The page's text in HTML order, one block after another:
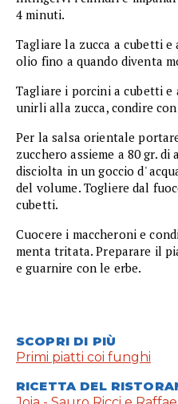
4 minuti.
Tagliare la zucca a cubetti
olio fino a quando diventa
Tagliare i porcini a cubetti
unirli alla zucca, condire
Per la salsa orientale
zucchero assieme a 80 gr. di
disciolta in un goccio d'
del volume. Togliere dal
cubetti.
Cuocere i maccheroni e
menta tritata. Preparare il
e guarnire con le erbe.
SCOPRI DI PIÙ
Primi piatti coi funghi
RICETTA DEL